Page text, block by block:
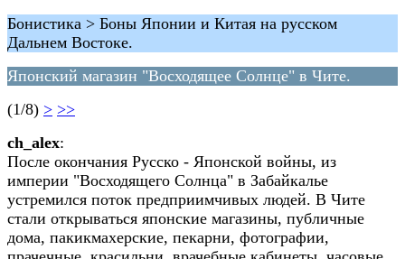
Бонистика > Боны Японии и Китая на русском
Дальнем Востоке.
Японский магазин "Восходящее Солнце" в Чите.
(1/8) > >>
сh_alex:
После окончания Русско - Японской войны, из
империи "Восходящего Солнца" в Забайкалье
устремился поток предприимчивых людей. В Чите
стали открываться японские магазины, публичные
дома, пакикмахерские, пекарни, фотографии,